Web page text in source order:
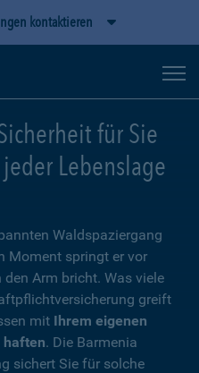
kontaktieren
für Sie
Lebenslage
Waldspaziergang
Moment springt er vor
den Arm bricht. Was viele
greift
mit Ihrem eigenen
haften. Die Barmenia
sichert Sie für solche